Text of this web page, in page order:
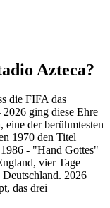
Azteca?
die FIFA das
ging diese Ehre
, eine der berühmtesten
1970 den Titel
- "Hand Gottes"
vier Tage
2026
das drei